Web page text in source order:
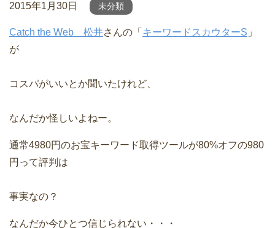
2015年1月30日 未分類
Catch the Web 松井さんの「 キーワードスカウターS 」
が
コスパがいいとか聞いたけれど、
なんだか怪しいよねー。
通常4980円のお宝キーワード取得ツールが80%オフの980
円って評判は
事実なの？
なんだか今ひとつ信じられない・・・